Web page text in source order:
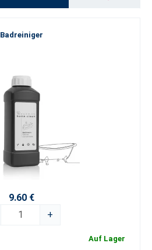
Badreiniger
9.60 €
+
Auf Lager